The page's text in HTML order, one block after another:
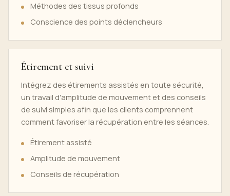
Méthodes des tissus profonds
Conscience des points déclencheurs
Étirement et suivi
Intégrez des étirements assistés en toute sécurité,
un travail d'amplitude de mouvement et des conseils
de suivi simples afin que les clients comprennent
comment favoriser la récupération entre les séances.
Étirement assisté
Amplitude de mouvement
Conseils de récupération